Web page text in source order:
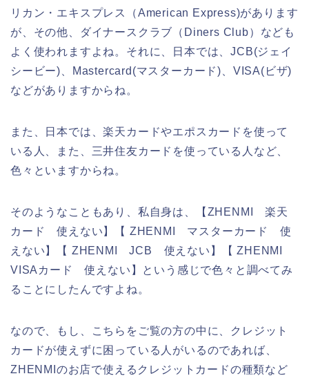
リカン・エキスプレス（American Express)があります
が、その他、ダイナースクラブ（Diners Club）なども
よく使われますよね。それに、日本では、JCB(ジェイ
シービー)、Mastercard(マスターカード)、VISA(ビザ)
などがありますからね。
また、日本では、楽天カードやエポスカードを使って
いる人、また、三井住友カードを使っている人など、
色々といますからね。
そのようなこともあり、私自身は、【ZHENMI 楽天
カード 使えない】【 ZHENMI マスターカード 使
えない】【 ZHENMI JCB 使えない】【 ZHENMI
VISAカード 使えない】という感じで色々と調べてみ
ることにしたんですよね。
なので、もし、こちらをご覧の方の中に、クレジット
カードが使えずに困っている人がいるのであれば、
ZHENMIのお店で使えるクレジットカードの種類など